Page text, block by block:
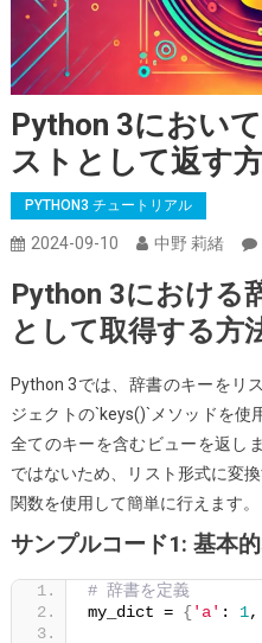
Python 3におい
ストとして返す
PYTHON3 チュートリアル
2024-09-10 中野 莉緒
Python 3における
として取得する方
Python 3では、辞書のキーをリ
ジェクトの`keys()`メソッドを使
全てのキーを含むビューを返し
ではないため、リスト形式に変
関数を使用して簡単に行えます。
サンプルコード1: 基本
# 辞書を定義
my_dict = {'a' : 1,